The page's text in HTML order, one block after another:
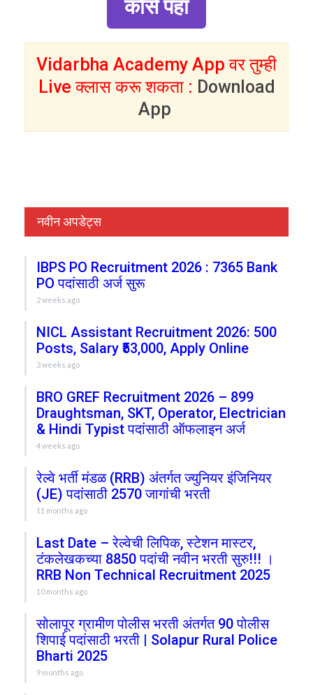
कोर्स पहा
Vidarbha Academy App वर तुम्ही
Live क्लास करू शकता : Download
App
नवीन अपडेट्स
IBPS PO Recruitment 2026 : 7365 Bank
PO पदांसाठी अर्ज सुरू
2 weeks ago
NICL Assistant Recruitment 2026: 500
Posts, Salary ₹53,000, Apply Online
3 weeks ago
BRO GREF Recruitment 2026 – 899
Draughtsman, SKT, Operator, Electrician
& Hindi Typist पदांसाठी ऑफलाइन अर्ज
4 weeks ago
रेल्वे भर्ती मंडळ (RRB) अंतर्गत ज्युनियर इंजिनियर
(JE) पदांसाठी 2570 जागांची भरती
11 months ago
Last Date – रेल्वेची लिपिक, स्टेशन मास्टर,
टंकलेखकच्या 8850 पदांची नवीन भरती सुरु!!! ।
RRB Non Technical Recruitment 2025
10 months ago
सोलापूर ग्रामीण पोलीस भरती अंतर्गत 90 पोलीस
शिपाई पदांसाठी भरती | Solapur Rural Police
Bharti 2025
9 months ago